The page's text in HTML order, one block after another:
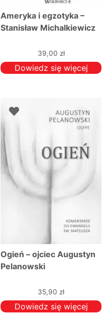
Ameryka i egzotyka –
Stanisław Michalkiewicz
39,00 zł
Dowiedz się więcej
Ogień – ojciec Augustyn
Pelanowski
35,90 zł
Dowiedz się więcej